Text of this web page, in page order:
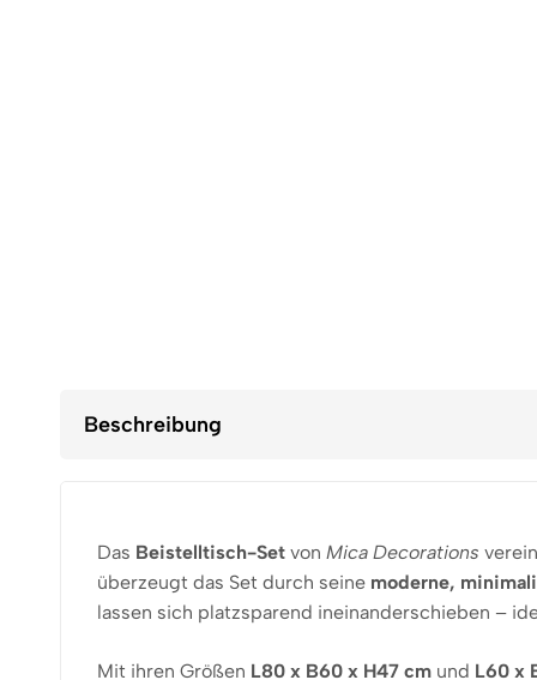
Beschreibung
Das Beistelltisch-Set von Mica Decorations
überzeugt das Set durch seine moderne,
lassen sich platzsparend ineinanderschieben –
Mit ihren Größen L80 x B60 x H47 cm und L60 x